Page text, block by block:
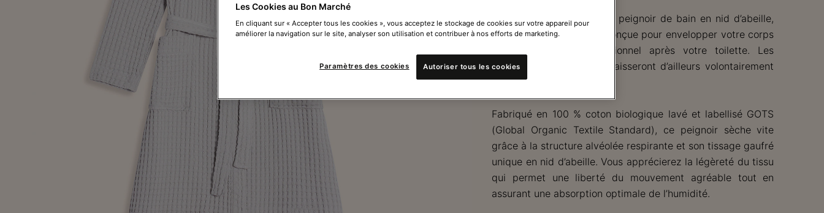
Succombez au confort du peignoir de bain en nid d’abeille,
une pièce spécialement conçue pour envelopper votre corps
dans un confort exceptionnel après votre toilette. Les
amateurs de confort s’y laisseront d’ailleurs volontairement
enveloppés !
Fabriqué en 100 % coton biologique lavé et labellisé GOTS
(Global Organic Textile Standard), ce peignoir sèche vite
grâce à la structure alvéolée respirante et son tissage gaufré
unique en nid d’abeille. Vous apprécierez la légèreté du tissu
qui permet une liberté du mouvement agréable tout en
assurant une absorption optimale de l’humidité.
Les Cookies au Bon Marché
En cliquant sur « Accepter tous les cookies », vous acceptez le stockage de cookies sur votre appareil pour
améliorer la navigation sur le site, analyser son utilisation et contribuer à nos efforts de marketing.
Paramètres des cookies Autoriser tous les cookies